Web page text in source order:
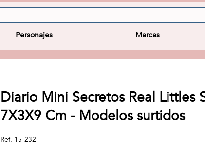
Personajes Marcas
Diario Mini Secretos Real Littles
7X3X9 Cm - Modelos surtidos
Ref. 15-232